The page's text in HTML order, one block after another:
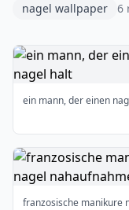
nagel wallpaper
6
ein mann, der einen
franzosische manikure